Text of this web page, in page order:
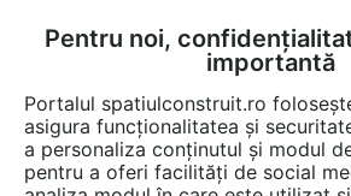
CUM SE FACE
Pentru noi,
importantă
Portalul spatiulconstruit.ro
asigura funcționalitatea și
a personaliza conținutul și modul
pentru a oferi facilități de social